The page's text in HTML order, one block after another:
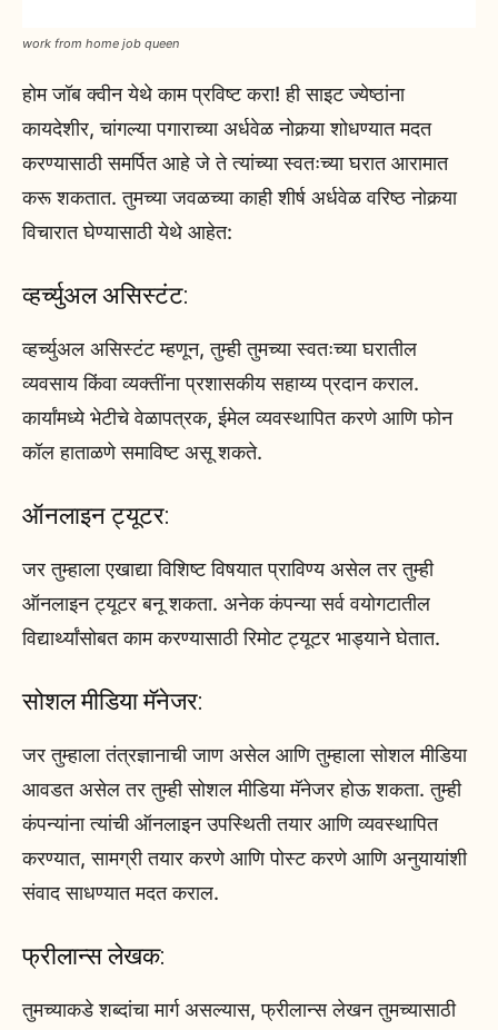
work from home job queen
होम जॉब क्वीन येथे काम प्रविष्ट करा! ही साइट ज्येष्ठांना
कायदेशीर, चांगल्या पगाराच्या अर्धवेळ नोकर्‍या शोधण्यात मदत
करण्यासाठी समर्पित आहे जे ते त्यांच्या स्वतःच्या घरात आरामात
करू शकतात. तुमच्या जवळच्या काही शीर्ष अर्धवेळ वरिष्ठ नोकर्‍या
विचारात घेण्यासाठी येथे आहेत:
व्हर्च्युअल असिस्टंट:
व्हर्च्युअल असिस्टंट म्हणून, तुम्ही तुमच्या स्वतःच्या घरातील
व्यवसाय किंवा व्यक्तींना प्रशासकीय सहाय्य प्रदान कराल.
कार्यांमध्ये भेटीचे वेळापत्रक, ईमेल व्यवस्थापित करणे आणि फोन
कॉल हाताळणे समाविष्ट असू शकते.
ऑनलाइन ट्यूटर:
जर तुम्हाला एखाद्या विशिष्ट विषयात प्राविण्य असेल तर तुम्ही
ऑनलाइन ट्यूटर बनू शकता. अनेक कंपन्या सर्व वयोगटातील
विद्यार्थ्यांसोबत काम करण्यासाठी रिमोट ट्यूटर भाड्याने घेतात.
सोशल मीडिया मॅनेजर:
जर तुम्हाला तंत्रज्ञानाची जाण असेल आणि तुम्हाला सोशल मीडिया
आवडत असेल तर तुम्ही सोशल मीडिया मॅनेजर होऊ शकता. तुम्ही
कंपन्यांना त्यांची ऑनलाइन उपस्थिती तयार आणि व्यवस्थापित
करण्यात, सामग्री तयार करणे आणि पोस्ट करणे आणि अनुयायांशी
संवाद साधण्यात मदत कराल.
फ्रीलान्स लेखक:
तुमच्याकडे शब्दांचा मार्ग असल्यास, फ्रीलान्स लेखन तुमच्यासाठी